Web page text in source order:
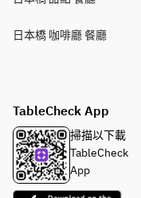
日本橋 咖啡廳 餐廳
TableCheck App
掃描以下載
TableCheck
App